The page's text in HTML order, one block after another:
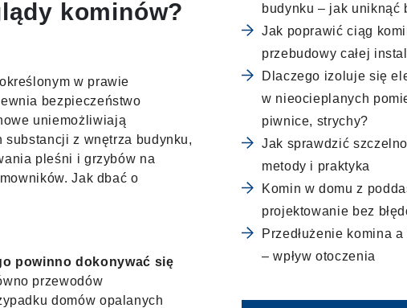
kominów?
w prawie
bezpieczeństwo
uniemożliwiają
z wnętrza budynku,
pleśni i grzybów na
Jak dbać o
powinno dokonywać się
przewodów
domów opalanych
budynku – jak uniknąć
Jak poprawić ciąg
przebudowy całej
Dlaczego izoluje się
w nieocieplanych
piwnice, strychy?
Jak sprawdzić
metody i praktyka
Komin w domu z
projektowanie bez
Przedłużenie komina
– wpływ otoczenia